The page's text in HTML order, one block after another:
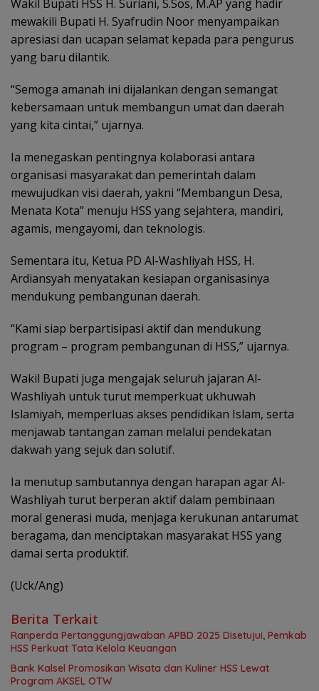
Wakil Bupati HSS H. Suriani, S.Sos, M.AP yang hadir
mewakili Bupati H. Syafrudin Noor menyampaikan
apresiasi dan ucapan selamat kepada para pengurus
yang baru dilantik.
“Semoga amanah ini dijalankan dengan semangat
kebersamaan untuk membangun umat dan daerah
yang kita cintai,” ujarnya.
Ia menegaskan pentingnya kolaborasi antara
organisasi masyarakat dan pemerintah dalam
mewujudkan visi daerah, yakni “Membangun Desa,
Menata Kota” menuju HSS yang sejahtera, mandiri,
agamis, mengayomi, dan teknologis.
Sementara itu, Ketua PD Al-Washliyah HSS, H.
Ardiansyah menyatakan kesiapan organisasinya
mendukung pembangunan daerah.
“Kami siap berpartisipasi aktif dan mendukung
program – program pembangunan di HSS,” ujarnya.
Wakil Bupati juga mengajak seluruh jajaran Al-
Washliyah untuk turut memperkuat ukhuwah
Islamiyah, memperluas akses pendidikan Islam, serta
menjawab tantangan zaman melalui pendekatan
dakwah yang sejuk dan solutif.
Ia menutup sambutannya dengan harapan agar Al-
Washliyah turut berperan aktif dalam pembinaan
moral generasi muda, menjaga kerukunan antarumat
beragama, dan menciptakan masyarakat HSS yang
damai serta produktif.
(Uck/Ang)
Berita Terkait
Ranperda Pertanggungjawaban APBD 2025 Disetujui, Pemkab
HSS Perkuat Tata Kelola Keuangan
Bank Kalsel Promosikan Wisata dan Kuliner HSS Lewat
Program AKSEL OTW